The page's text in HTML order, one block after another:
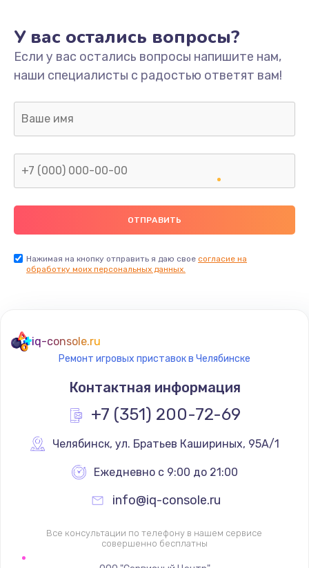
Замена/Pемонт карбюратора
1300 руб.
Заказать
Ремонт капиллярной трубки
400 руб.
Заказать
Замена термостата
1200 руб.
Заказать
Замена реле
700 руб.
Заказать
У вас остались вопросы?
Если у вас остались вопросы напишите нам,
наши специалисты с радостью ответят вам!
Нажимая на кнопку отправить я даю свое согласие на
обработку моих персональных данных.
iq-console.ru
Ремонт игровых приставок в Челябинске
Контактная информация
+7 (351) 200-72-69
Челябинск, ул. Братьев Кашириных, 95А/1
Ежедневно с 9:00 до 21:00
info@iq-console.ru
Все консультации по телефону в нашем сервисе
совершенно бесплатны